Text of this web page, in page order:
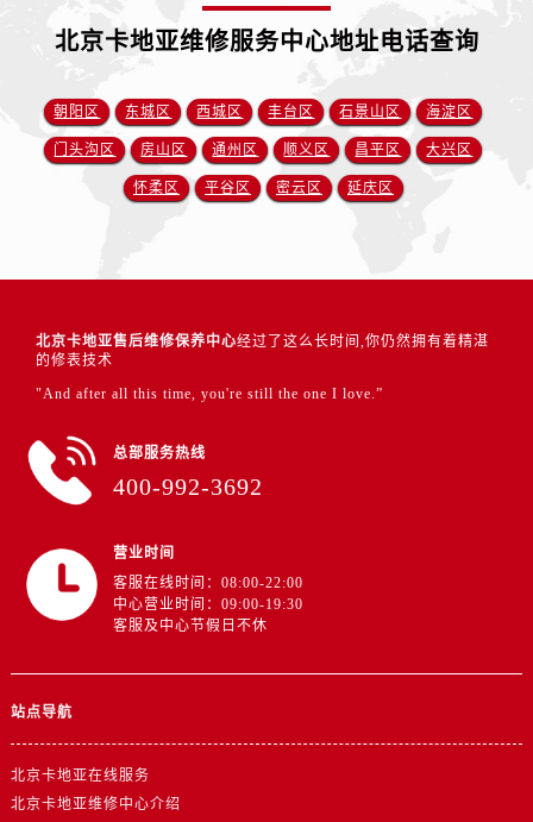
北京卡地亚维修服务中心地址电话查询
朝阳区 东城区 西城区 丰台区 石景山区 海淀区
门头沟区 房山区 通州区 顺义区 昌平区 大兴区
怀柔区 平谷区 密云区 延庆区
北京卡地亚售后维修保养中心经过了这么长时间,你仍然拥有着精湛
的修表技术
"And after all this time, you're still the one I love.”
总部服务热线
400-992-3692
营业时间
客服在线时间：08:00-22:00
中心营业时间：09:00-19:30
客服及中心节假日不休
站点导航
北京卡地亚在线服务
北京卡地亚维修中心介绍